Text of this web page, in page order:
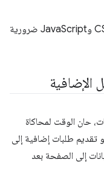
وعند جمعها، تكون طلبات مستند HTML وCSS وJavaScript ضرورية
حان الوقت لمحاكاة
تقديم طلبات إضافية إلى
إلى الصفحة بعد